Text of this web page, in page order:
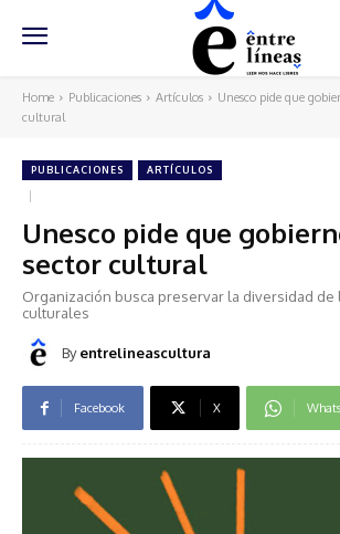
Home Publicaciones Artículos
Unesco pide que
cultural
PUBLICACIONES ARTÍCULOS
Unesco pide que
sector cultural
Organización busca preservar la diversidad
culturales
By entrelineascultura
Facebook X